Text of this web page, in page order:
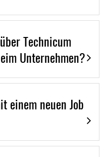
Technicum
Unternehmen?
einem neuen Job